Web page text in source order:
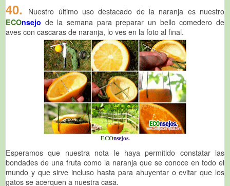
40.
Nuestro último uso destacado de la naranja es nuestro
ECOnsejo de la semana para preparar un bello comedero de
aves con cascaras de naranja, lo ves en la foto al final.
ECOnsejos.
Esperamos que nuestra nota le haya permitido constatar las
bondades de una fruta como la naranja que se conoce en todo el
mundo y que sirve incluso hasta para ahuyentar o evitar que los
gatos se acerquen a nuestra casa.